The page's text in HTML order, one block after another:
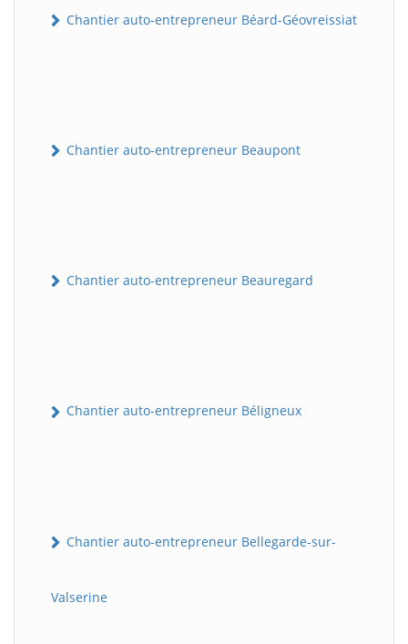
Chantier auto-entrepreneur Béard-Géovreissiat
Chantier auto-entrepreneur Beaupont
Chantier auto-entrepreneur Beauregard
Chantier auto-entrepreneur Béligneux
Chantier auto-entrepreneur Bellegarde-sur-
Valserine